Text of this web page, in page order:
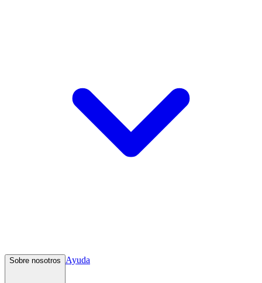
Sobre nosotros Ayuda